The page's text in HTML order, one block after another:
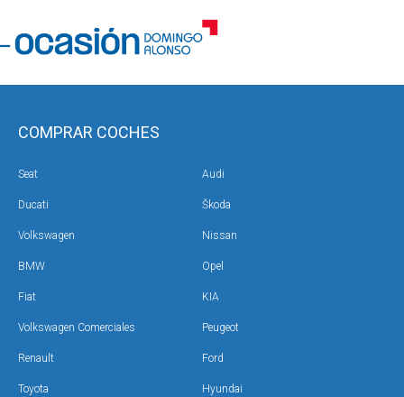
COMPRAR COCHES
Seat Audi
Ducati Škoda
Volkswagen Nissan
BMW Opel
Fiat KIA
Volkswagen Comerciales Peugeot
Renault Ford
Toyota Hyundai